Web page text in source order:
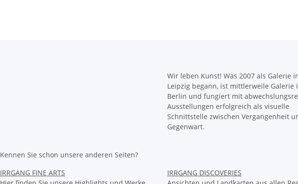
Wir leben Kunst! Was 2007 als Galerie
Leipzig begann, ist mittlerweile Galerie
Berlin und fungiert mit
Ausstellungen erfolgreich als visuelle
Schnittstelle zwischen Vergangenheit
Gegenwart.
Kennen Sie schon unsere anderen Seiten?
IRRGANG FINE ARTS
IRRGANG DISCOVERIES